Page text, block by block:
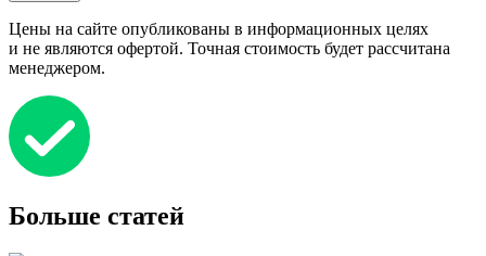
Цены на сайте опубликованы в информационных целях
и не являются офертой. Точная стоимость будет рассчитана
менеджером.
Больше статей